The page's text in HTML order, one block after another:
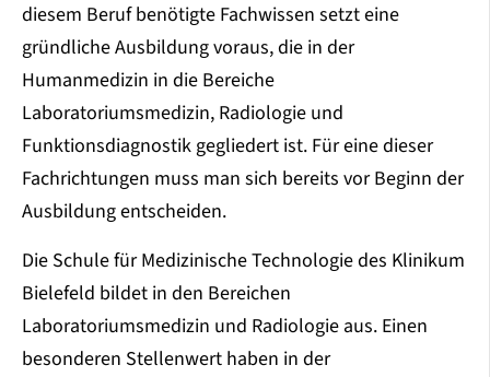
diesem Beruf benötigte Fachwissen setzt eine
gründliche Ausbildung voraus, die in der
Humanmedizin in die Bereiche
Laboratoriumsmedizin, Radiologie und
Funktionsdiagnostik gegliedert ist. Für eine dieser
Fachrichtungen muss man sich bereits vor Beginn der
Ausbildung entscheiden.
Die Schule für Medizinische Technologie des Klinikum
Bielefeld bildet in den Bereichen
Laboratoriumsmedizin und Radiologie aus. Einen
besonderen Stellenwert haben in der